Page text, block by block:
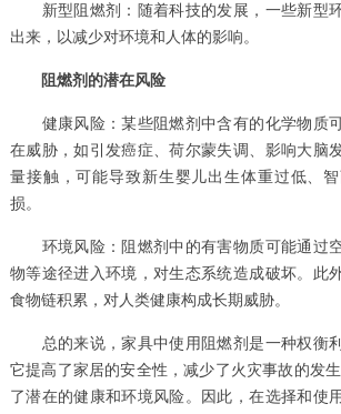
新型阻燃剂：随着科技的发展，一些新型
出来，以减少对环境和人体的影响。
阻燃剂的潜在风险
健康风险：某些阻燃剂中含有的化学物质
在威胁，如引发癌症、荷尔蒙失调、影响大脑
量接触，可能导致新生婴儿出生体重过低、
损。
环境风险：阻燃剂中的有害物质可能通过
物等途径进入环境，对生态系统造成破坏。此
食物链积累，对人类健康构成长期威胁。
总的来说，家具中使用阻燃剂是一种权衡利
它提高了家居的安全性，减少了火灾事故的发
了潜在的健康和环境风险。因此，在选择和使